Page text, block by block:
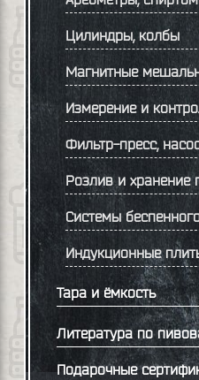
Цилиндры, колбы
Магнитные
Измерение и
Фильтр-пресс,
Розлив и хранение
Системы
Индукционные
Тара и ёмкость
Литература по
Подарочные